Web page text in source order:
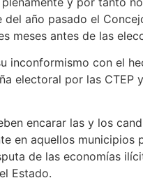
año pasado el
meses antes de las
inconformismo con el
electoral por las
encarar las y los
en aquellos
de las economías
Estado.